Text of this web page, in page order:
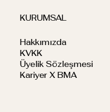
KURUMSAL
Hakkımızda
KVKK
Üyelik Sözleşmesi
Kariyer X BMA